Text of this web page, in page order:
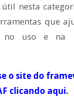
nesta
que
no uso e na
o site do
clicando aqui.